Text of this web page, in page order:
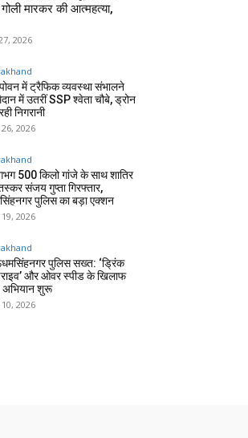
मारकर की आत्महत्या,
2026
में ट्रैफिक व्यवस्था संभालने
में उतरीं SSP श्वेता चौबे, ड्रोन
निगरानी
2026
500 किलो गांजे के साथ शातिर
संजय गुप्ता गिरफ्तार,
पुलिस का बड़ा एक्शन
2026
पुलिस सख्त: ‘ड्रिंक
और ओवर स्पीड के खिलाफ
अभियान शुरू
2026